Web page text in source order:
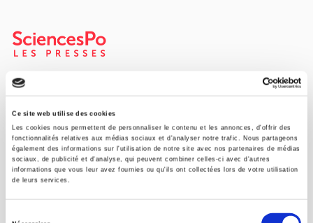
Ce site web utilise des cookies
Les cookies nous permettent de personnaliser le contenu et les annonces, d'offrir des
fonctionnalités relatives aux médias sociaux et d'analyser notre trafic. Nous partageons
également des informations sur l'utilisation de notre site avec nos partenaires de médias
sociaux, de publicité et d'analyse, qui peuvent combiner celles-ci avec d'autres
informations que vous leur avez fournies ou qu'ils ont collectées lors de votre utilisation
de leurs services.
SCIENCES PO UNIVERSITY PRESS has a threefold role: to publish
original research, to edit reference works for student use, and to
help public and political debate.
CONTACTS
FOREIGN RIGHTS
FOR BOOKSHOPS